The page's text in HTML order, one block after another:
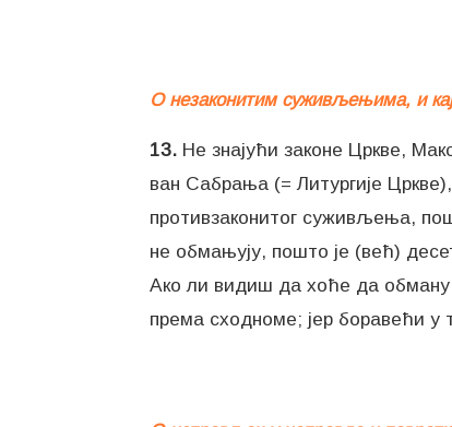
О незаконитим суживљењима, и
13. Не знајући законе Цркве,
ван Сабрања (= Литургије
противзаконитог суживљења,
не обмањују, пошто је (већ)
Ако ли видиш да хоће да обману,
према сходноме; јер боравећи